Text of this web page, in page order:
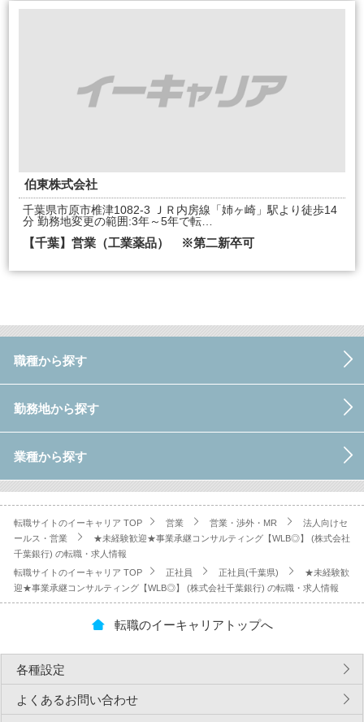
伯東株式会社
千葉県市原市椎津1082-3 ＪＲ内房線「姉ヶ崎」駅より徒歩14
分 勤務地変更の範囲:3年～5年で転…
【千葉】営業（工業薬品） ※第二新卒可
職種から探す
勤務地から探す
業種から探す
転職サイトのイーキャリア TOP 営業 営業・渉外・MR
法人向けセ
ールス・営業
★未経験歓迎★事業承継コンサルティング【WLB◎】 (株式会社
千葉銀行) の転職・求人情報
転職サイトのイーキャリア TOP
正社員 正社員(千葉県)
★未経験歓
迎★事業承継コンサルティング【WLB◎】 (株式会社千葉銀行) の転職・求人情報
転職のイーキャリアトップへ
各種設定
よくあるお問い合わせ